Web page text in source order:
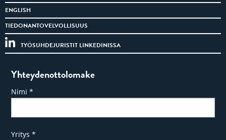
ENGLISH
TIEDONANTOVELVOLLISUUS
TYÖSUHDEJURISTIT LINKEDINISSA
Yhteydenottolomake
Nimi*
Yritys*